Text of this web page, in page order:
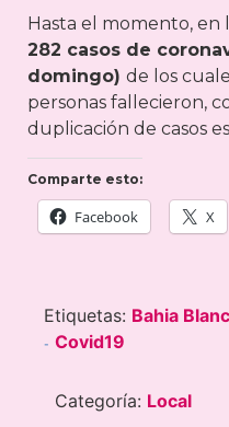
Hasta el momento, en
282 casos de
domingo) de los
personas fallecieron,
duplicación de casos
Comparte esto:
Facebook X
Etiquetas: Bahia
- Covid19
Categoría: Local